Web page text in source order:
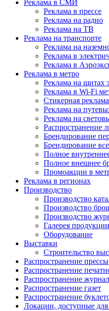
Реклама в СМИ
Реклама в прессе
Реклама на радио
Реклама на ТВ
Реклама на транспорте
Реклама на
Реклама в
Реклама в
Реклама в метро
Реклама на щитах
Реклама в Wi-Fi
Стикерная
Реклама на
Реклама на
Распространение
Брендирование
Брендирование
Полное
Полное внешнее
Промоакции в
Реклама в регионах
Производство
Производство
Производство
Производство
Галерея продукции
Оборудование
Выставки
Строительство
Распространение прессы
Распространение
Распространение
Распространение газет
Распространение
Локации, доступные для